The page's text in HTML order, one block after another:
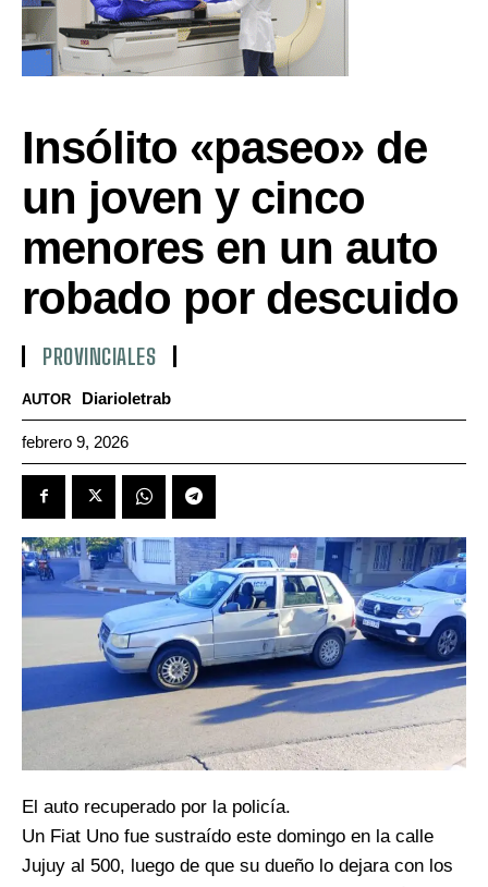
Insólito «paseo» de
un joven y cinco
menores en un auto
robado por descuido
PROVINCIALES
AUTOR Diarioletrab
febrero 9, 2026
El auto recuperado por la policía.
Un Fiat Uno fue sustraído este domingo en la calle
Jujuy al 500, luego de que su dueño lo dejara con los